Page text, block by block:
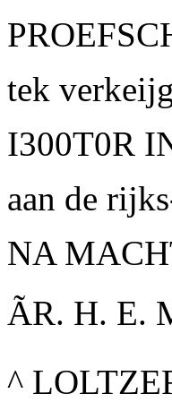
tek
I300T0R
aan de
NA
ÃR. H. E.
^